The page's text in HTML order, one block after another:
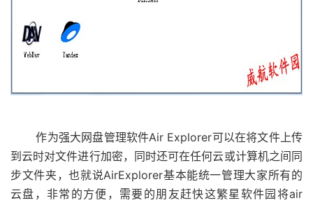
作为强大网盘管理软件Air Explorer可以在将文件上传
到云时对文件进行加密，同时还可在任何云或计算机之间同
步文件夹，也就说AirExplorer基本能统一管理大家所有的
云盘，非常的方便，需要的朋友赶快这繁星软件园将air